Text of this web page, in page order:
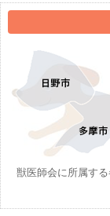
獣医師会に所属す